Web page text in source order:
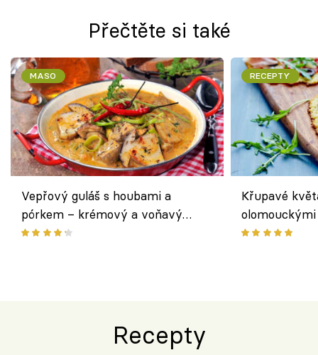
Přečtěte si také
MASO
Vepřový guláš s houbami a
pórkem – krémový a voňavý
pokrm z jednoho hrnce
RECEPTY
Křupavé
bezlepkový
Recepty